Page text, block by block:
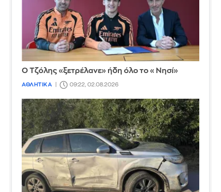
Ο Τζόλης «ξετρέλανε» ήδη όλο το «Νησί»
ΑΘΛΗΤΙΚΑ 09:22, 02.08.2026